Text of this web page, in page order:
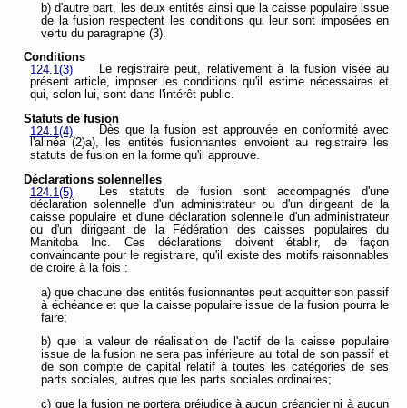
b) d'autre part, les deux entités ainsi que la caisse populaire issue
de la fusion respectent les conditions qui leur sont imposées en
vertu du paragraphe (3).
Conditions
124.1(3)
Le registraire peut, relativement à la fusion visée au
présent article, imposer les conditions qu'il estime nécessaires et
qui, selon lui, sont dans l'intérêt public.
Statuts de fusion
124.1(4)
Dès que la fusion est approuvée en conformité avec
l'alinéa (2)a), les entités fusionnantes envoient au registraire les
statuts de fusion en la forme qu'il approuve.
Déclarations solennelles
124.1(5)
Les statuts de fusion sont accompagnés d'une
déclaration solennelle d'un administrateur ou d'un dirigeant de la
caisse populaire et d'une déclaration solennelle d'un administrateur
ou d'un dirigeant de la Fédération des caisses populaires du
Manitoba Inc. Ces déclarations doivent établir, de façon
convaincante pour le registraire, qu'il existe des motifs raisonnables
de croire à la fois :
a) que chacune des entités fusionnantes peut acquitter son passif
à échéance et que la caisse populaire issue de la fusion pourra le
faire;
b) que la valeur de réalisation de l'actif de la caisse populaire
issue de la fusion ne sera pas inférieure au total de son passif et
de son compte de capital relatif à toutes les catégories de ses
parts sociales, autres que les parts sociales ordinaires;
c) que la fusion ne portera préjudice à aucun créancier ni à aucun